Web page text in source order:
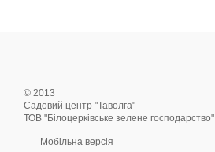
© 2013
Садовий центр "Таволга"
ТОВ "Білоцерківське зелене господарство"
Мобільна версія